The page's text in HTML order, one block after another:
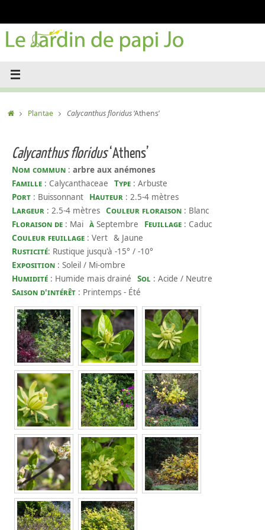
contenu
AccueilPlantae Calycanthus floridus‘Athens’
Calycanthus floridus‘Athens’
Nom commun : arbre aux anémones
Famille : Calycanthaceae Type : Arbuste
Port : Buissonnant Hauteur : 2.5-4 mètres
Largeur : 2.5-4 mètres Couleur floraison : Blanc
Floraison de : Mai à Septembre Feuillage : Caduc
Couleur feuillage : Vert & Jaune
Rusticité: Rustique jusqu'à -15° / -10°
Exposition : Soleil / Mi-ombre
Humidité : Humide mais drainé Sol : Acide / Neutre
Saison d'intérêt : Printemps - Été